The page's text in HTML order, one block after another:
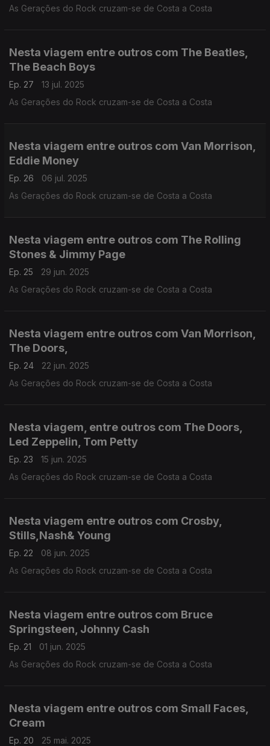
As Gerações do Rock cruzam-se de Costa a Costa
Nesta viagem entre outros com The Beatles,
The Beach Boys
Ep. 27
13 jul. 2025
As Gerações do Rock cruzam-se de Costa a Costa
Nesta viagem entre outros com Van Morrison,
Eddie Money
Ep. 26
06 jul. 2025
As Gerações do Rock cruzam-se de Costa a Costa
Nesta viagem entre outros com The Rolling
Stones & Jimmy Page
Ep. 25
29 jun. 2025
As Gerações do Rock cruzam-se de Costa a Costa
Nesta viagem entre outros com Van Morrison,
The Doors,
Ep. 24
22 jun. 2025
As Gerações do Rock cruzam-se de Costa a Costa
Nesta viagem, entre outros com The Doors,
Led Zeppelin, Tom Petty
Ep. 23
15 jun. 2025
As Gerações do Rock cruzam-se de Costa a Costa
Nesta viagem entre outros com Crosby,
Stills,Nash& Young
Ep. 22
08 jun. 2025
As Gerações do Rock cruzam-se de Costa a Costa
Nesta viagem entre outros com Bruce
Springsteen, Johnny Cash
Ep. 21
01 jun. 2025
As Gerações do Rock cruzam-se de Costa a Costa
Nesta viagem entre outros com Small Faces,
Cream
Ep. 20
25 mai. 2025